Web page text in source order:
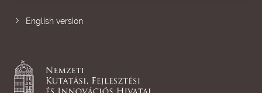
English version